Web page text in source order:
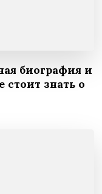
биография и
знать о